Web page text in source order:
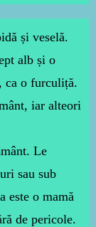
și veselă.
alb și o
ca o furculiță.
iar alteori
Le
sau sub
este o mamă
de pericole.